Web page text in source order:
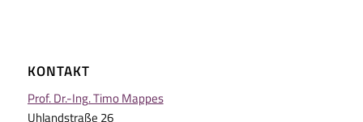
KONTAKT
Prof. Dr.-Ing. Timo Mappes
Uhlandstraße 26